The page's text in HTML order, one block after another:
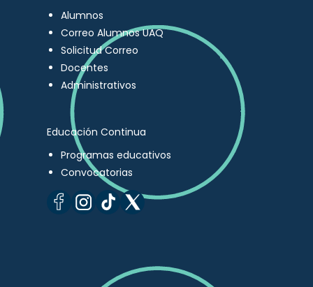
Alumnos
Correo Alumnos UAQ
Solicitud Correo
Docentes
Administrativos
Educación Continua
Programas educativos
Convocatorias